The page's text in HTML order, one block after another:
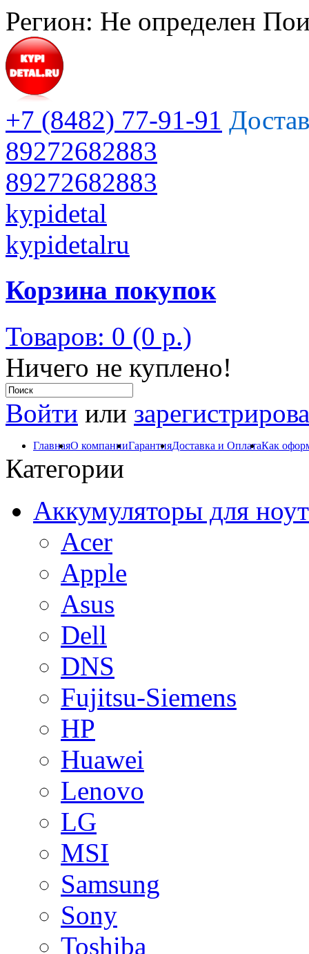
Регион: Не определен
+7 (8482) 77-91-91
89272682883
89272682883
kypidetal
kypidetalru
Корзина покупок
Товаров: 0 (0 р.)
Ничего не куплено!
Войти или
ГлавнаяО компанииГарантияДоставка и ОплатаКак
Категории
Аккумуляторы для
Acer
Apple
Asus
Dell
DNS
Fujitsu-Siemens
HP
Huawei
Lenovo
LG
MSI
Samsung
Sony
Toshiba